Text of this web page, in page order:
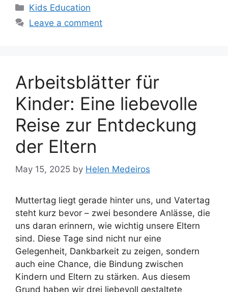
Categories
Kids Education
Leave a comment
Arbeitsblätter für
Kinder: Eine liebevolle
Reise zur Entdeckung
der Eltern
May 15, 2025 by Helen Medeiros
Muttertag liegt gerade hinter uns, und Vatertag
steht kurz bevor – zwei besondere Anlässe, die
uns daran erinnern, wie wichtig unsere Eltern
sind. Diese Tage sind nicht nur eine
Gelegenheit, Dankbarkeit zu zeigen, sondern
auch eine Chance, die Bindung zwischen
Kindern und Eltern zu stärken. Aus diesem
Grund haben wir drei liebevoll gestaltete